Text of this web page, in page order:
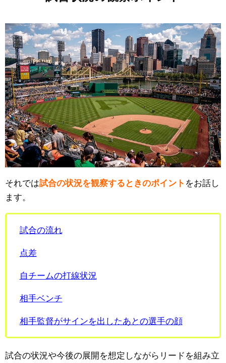
それでは試合の状況を観察するときのポイント をお話し
ます。
試合の流れ
点差
自チームの打線状況
相手ベンチ
相手監督がサインを出したあとの選手の顔
試合の状況や今後の展開を想定しながらリードを組み立